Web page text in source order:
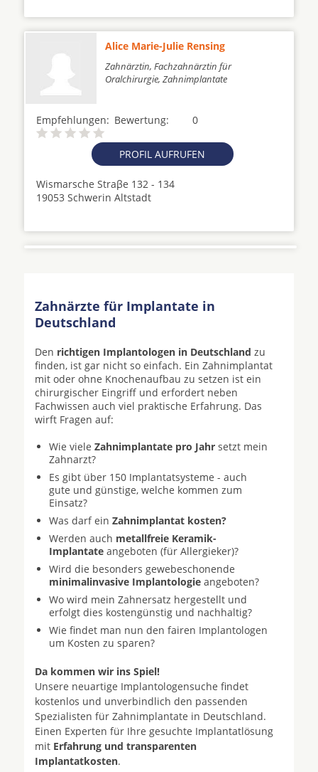
Alice Marie-Julie Rensing
Zahnärztin, Fachzahnärztin für
Oralchirurgie, Zahnimplantate
Empfehlungen: 0
Bewertung:
PROFIL AUFRUFEN
Wismarsche Straβe 132 - 134
19053 Schwerin Altstadt
Zahnärzte für Implantate in
Deutschland
Den richtigen Implantologen in Deutschland zu
finden, ist gar nicht so einfach. Ein Zahnimplantat
mit oder ohne Knochenaufbau zu setzen ist ein
chirurgischer Eingriff und erfordert neben
Fachwissen auch viel praktische Erfahrung. Das
wirft Fragen auf:
Wie viele Zahnimplantate pro Jahr setzt mein
Zahnarzt?
Es gibt über 150 Implantatsysteme - auch
gute und günstige, welche kommen zum
Einsatz?
Was darf ein Zahnimplantat kosten?
Werden auch metallfreie Keramik-
Implantate angeboten (für Allergieker)?
Wird die besonders gewebeschonende
minimalinvasive Implantologie angeboten?
Wo wird mein Zahnersatz hergestellt und
erfolgt dies kostengünstig und nachhaltig?
Wie findet man nun den fairen Implantologen
um Kosten zu sparen?
Da kommen wir ins Spiel!
Unsere neuartige Implantologensuche findet
kostenlos und unverbindlich den passenden
Spezialisten für Zahnimplantate in Deutschland.
Einen Experten für Ihre gesuchte Implantatlösung
mit Erfahrung und transparenten
Implantatkosten.